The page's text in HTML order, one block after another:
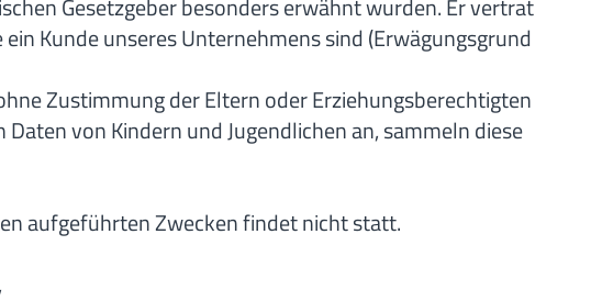
Gesetzgeber besonders erwähnt wurden. Er vertrat
Kunde unseres Unternehmens sind (Erwägungsgrund
Zustimmung der Eltern oder Erziehungsberechtigten
von Kindern und Jugendlichen an, sammeln diese
aufgeführten Zwecken findet nicht statt.